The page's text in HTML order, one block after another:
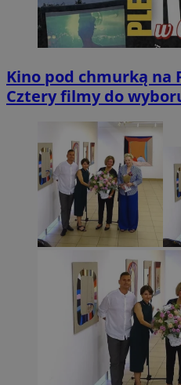
Kino pod chmurką na
Cztery filmy do